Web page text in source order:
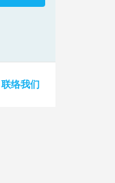
联络我们